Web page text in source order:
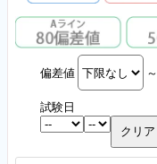
偏差値 ～
試験日